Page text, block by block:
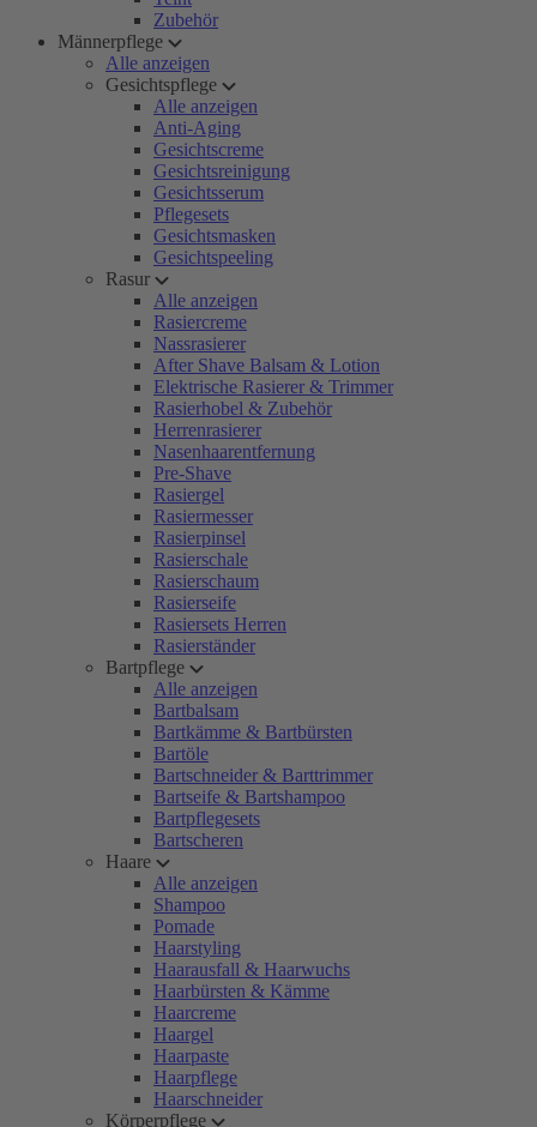
Zubehör
Männerpflege
Alle anzeigen
Gesichtspflege
Alle anzeigen
Anti-Aging
Gesichtscreme
Gesichtsreinigung
Gesichtsserum
Pflegesets
Gesichtsmasken
Gesichtspeeling
Rasur
Alle anzeigen
Rasiercreme
Nassrasierer
After Shave Balsam & Lotion
Elektrische Rasierer & Trimmer
Rasierhobel & Zubehör
Herrenrasierer
Nasenhaarentfernung
Pre-Shave
Rasiergel
Rasiermesser
Rasierpinsel
Rasierschale
Rasierschaum
Rasierseife
Rasiersets Herren
Rasierständer
Bartpflege
Alle anzeigen
Bartbalsam
Bartkämme & Bartbürsten
Bartöle
Bartschneider & Barttrimmer
Bartseife & Bartshampoo
Bartpflegesets
Bartscheren
Haare
Alle anzeigen
Shampoo
Pomade
Haarstyling
Haarausfall & Haarwuchs
Haarbürsten & Kämme
Haarcreme
Haargel
Haarpaste
Haarpflege
Haarschneider
Körperpflege